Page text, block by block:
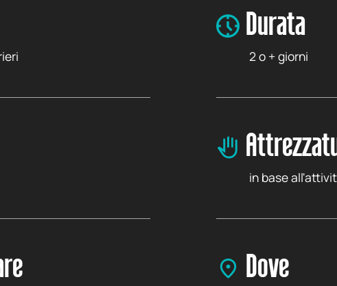
Durata
2 o + giorni
in base
Dove